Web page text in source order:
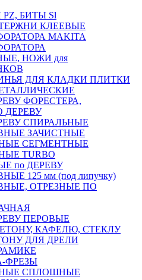
БИТЫ Sl
КЛЕЕВЫЕ
MAKITA
НОЖИ для
ДЛЯ КЛАДКИ ПЛИТКИ
ФОРЕСТЕРА,
ДЕРЕВУ
СПИРАЛЬНЫЕ
ЗАЧИСТНЫЕ
СЕГМЕНТНЫЕ
TURBO
по ДЕРЕВУ
125 мм (под липучку)
ОТРЕЗНЫЕ ПО
ПЕРОВЫЕ
КАФЕЛЮ, СТЕКЛУ
ДЛЯ ДРЕЛИ
ФРЕЗЫ
СПЛОШНЫЕ